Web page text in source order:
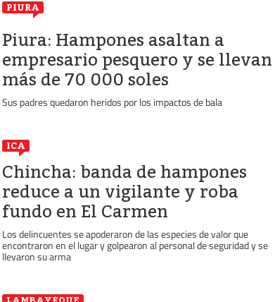
PIURA
Piura: Hampones asaltan a
empresario pesquero y se llevan
más de 70 000 soles
Sus padres quedaron heridos por los impactos de bala
ICA
Chincha: banda de hampones
reduce a un vigilante y roba
fundo en El Carmen
Los delincuentes se apoderaron de las especies de valor que
encontraron en el lugar y golpearon al personal de seguridad y se
llevaron su arma